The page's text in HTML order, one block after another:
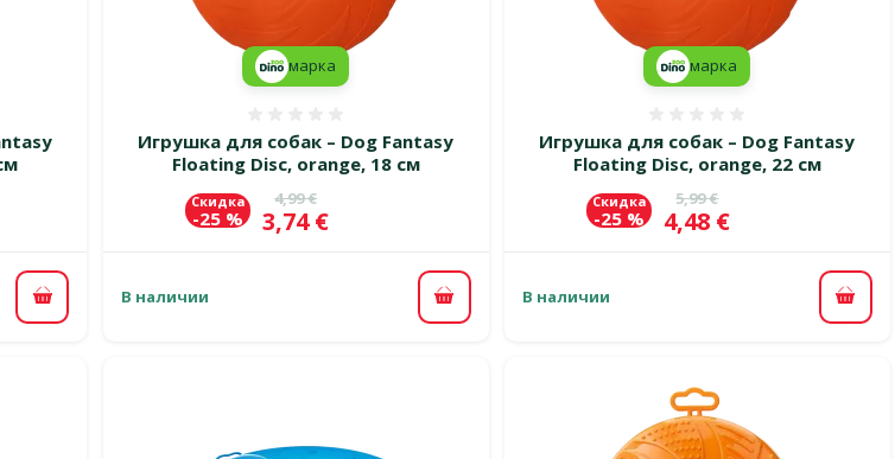
В корзину
Игрушка для собак – Dog Fantasy
Floating Disc, orange, 18 см
Исходная цена
4,99 €
Цена
3,74 €
Скидка
-25 %
марка
В наличии В корзину
Игрушка для собак – Dog Fantasy
Floating Disc, orange, 22 см
Исходная цена
5,99 €
Цена
4,48 €
Скидка
-25 %
марка
В наличии В